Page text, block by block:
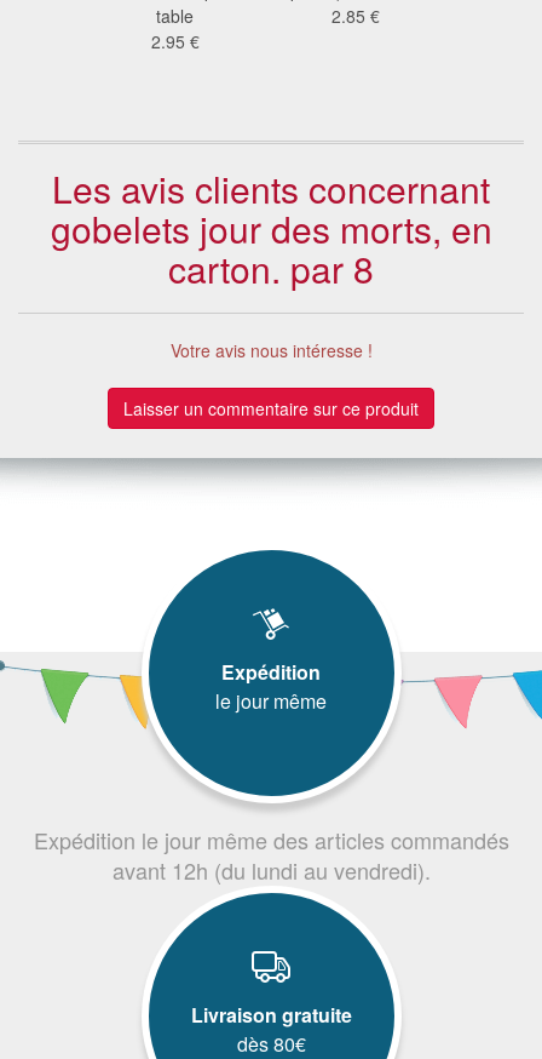
table
2.95 €
2.85 €
Les avis clients concernant
gobelets jour des morts, en
carton. par 8
Votre avis nous intéresse !
Laisser un commentaire sur ce produit
Expédition
le jour même
Expédition le jour même des articles commandés
avant 12h (du lundi au vendredi).
Livraison gratuite
dès 80€